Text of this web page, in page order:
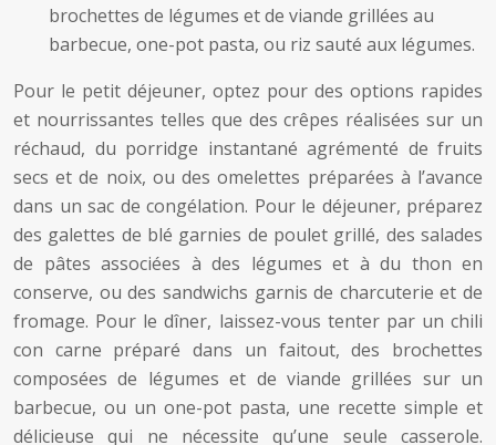
brochettes de légumes et de viande grillées au
barbecue, one-pot pasta, ou riz sauté aux légumes.
Pour le petit déjeuner, optez pour des options rapides
et nourrissantes telles que des crêpes réalisées sur un
réchaud, du porridge instantané agrémenté de fruits
secs et de noix, ou des omelettes préparées à l’avance
dans un sac de congélation. Pour le déjeuner, préparez
des galettes de blé garnies de poulet grillé, des salades
de pâtes associées à des légumes et à du thon en
conserve, ou des sandwichs garnis de charcuterie et de
fromage. Pour le dîner, laissez-vous tenter par un chili
con carne préparé dans un faitout, des brochettes
composées de légumes et de viande grillées sur un
barbecue, ou un one-pot pasta, une recette simple et
délicieuse qui ne nécessite qu’une seule casserole.